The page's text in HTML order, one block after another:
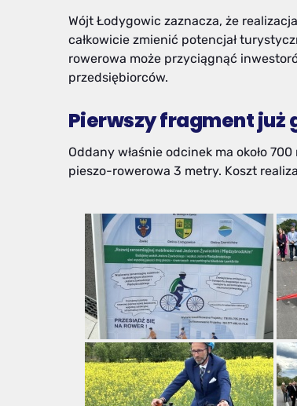
Wójt Łodygowic zaznacza, że
całkowicie zmienić potencjał
rowerowa może przyciągnąć
przedsiębiorców.
Pierwszy fragment już
Oddany właśnie odcinek ma około
pieszo-rowerowa 3 metry. Koszt